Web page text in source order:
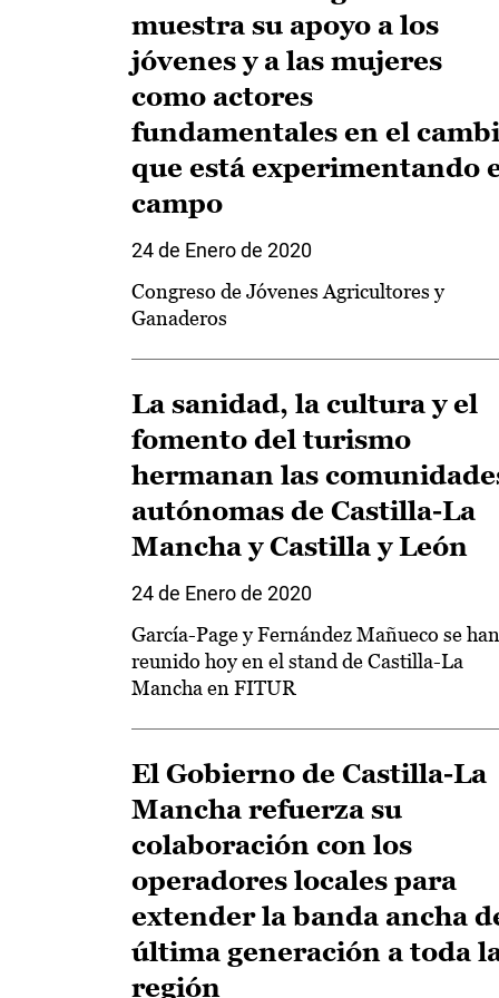
muestra su apoyo a los
jóvenes y a las mujeres
como actores
fundamentales en el
que está experimentando
campo
24 de Enero de 2020
Congreso de Jóvenes Agricultores y
Ganaderos
La sanidad, la cultura y el
fomento del turismo
hermanan las
autónomas de Castilla-La
Mancha y Castilla y León
24 de Enero de 2020
García-Page y Fernández Mañueco se han
reunido hoy en el stand de Castilla-La
Mancha en FITUR
El Gobierno de Castilla-La
Mancha refuerza su
colaboración con los
operadores locales para
extender la banda ancha
última generación a toda
región